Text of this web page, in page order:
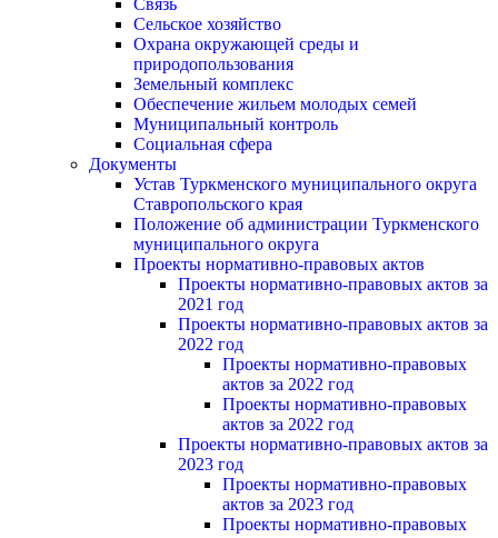
Сельское хозяйство
Охрана окружающей среды и
природопользования
Земельный комплекс
Обеспечение жильем молодых семей
Муниципальный контроль
Социальная сфера
Документы
Устав Туркменского муниципального округа
Ставропольского края
Положение об администрации Туркменского
муниципального округа
Проекты нормативно-правовых актов
Проекты нормативно-правовых актов за
2021 год
Проекты нормативно-правовых актов за
2022 год
Проекты нормативно-правовых
актов за 2022 год
Проекты нормативно-правовых
актов за 2022 год
Проекты нормативно-правовых актов за
2023 год
Проекты нормативно-правовых
актов за 2023 год
Проекты нормативно-правовых